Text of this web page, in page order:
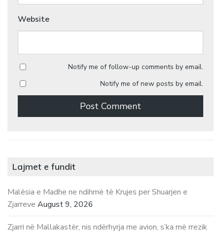
Website
Notify me of follow-up comments by email.
Notify me of new posts by email.
Lajmet e fundit
Malësia e Madhe ne ndihmë të Krujes per Shuarjen e
Zjarreve August 9, 2026
Zjarri në Mallakastër, nis ndërhyrja me avion, s’ka më rrezik